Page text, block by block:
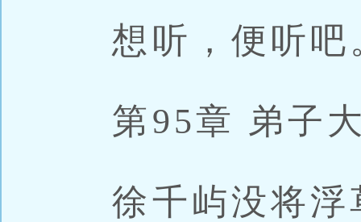
想听，便听吧
第95章 弟子
徐千屿没将浮